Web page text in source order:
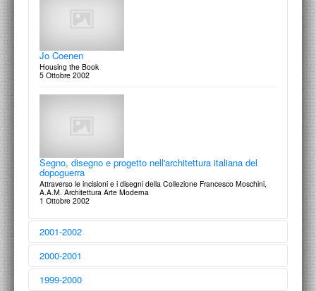
Jo Coenen
Housing the Book
5 Ottobre 2002
Segno, disegno e progetto nell'architettura italiana del
dopoguerra
Attraverso le incisioni e i disegni della Collezione Francesco Moschini,
A.A.M. Architettura Arte Moderna
1 Ottobre 2002
2001-2002
2000-2001
1999-2000